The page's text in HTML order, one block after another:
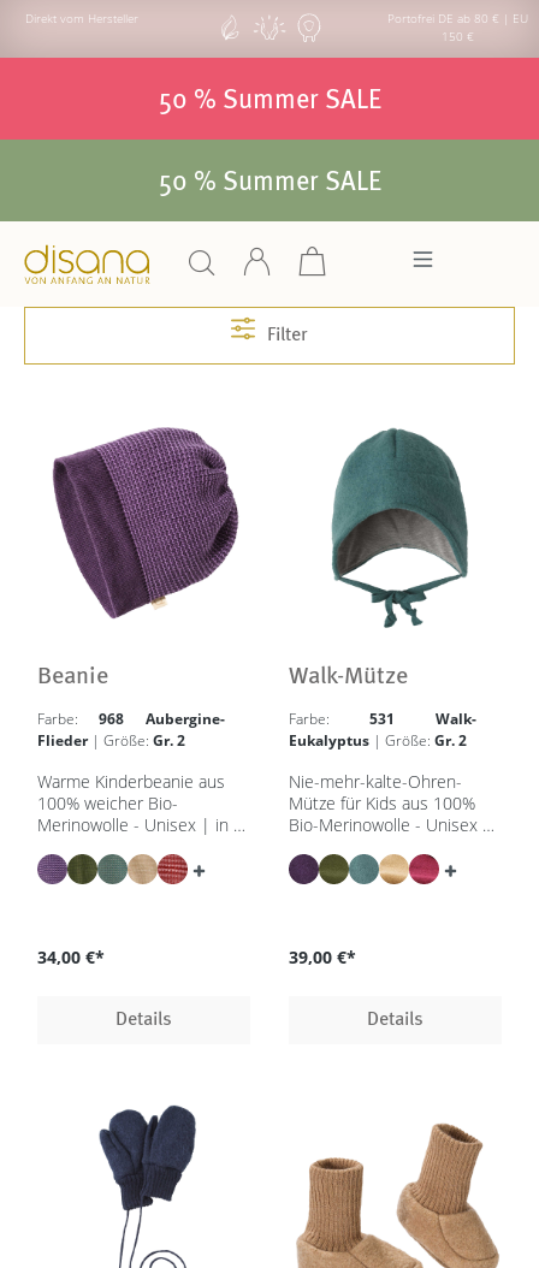
Direkt vom Hersteller
Portofrei DE ab 80 € | EU
150 €
50 % Summer SALE
50 % Summer SALE
Filter
Beanie
Farbe: 968 Aubergine-
Flieder
| Größe: Gr. 2
Warme Kinderbeanie aus
100% weicher Bio-
Merinowolle - Unisex | in 3
IVN Best
34,00 €*
Details
Walk-Mütze
Farbe: 531 Walk-
Eukalyptus
| Größe: Gr. 2
Nie-mehr-kalte-Ohren-
Mütze für Kids aus 100%
Bio-Merinowolle - Unisex |
GOTS, IVN Best
39,00 €*
Details